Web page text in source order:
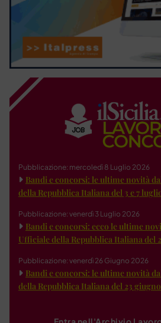
Pubblicazione: mercoledì 8 Luglio 2026
Bandi e concorsi: le ultime novità
della Repubblica Italiana del 3 e 7
Pubblicazione: venerdì 3 Luglio 2026
Bandi e concorsi: ecco le ultime
Ufficiale della Repubblica Italiana del
Pubblicazione: venerdì 26 Giugno 2026
Bandi e concorsi: le ultime novità
della Repubblica Italiana del 23